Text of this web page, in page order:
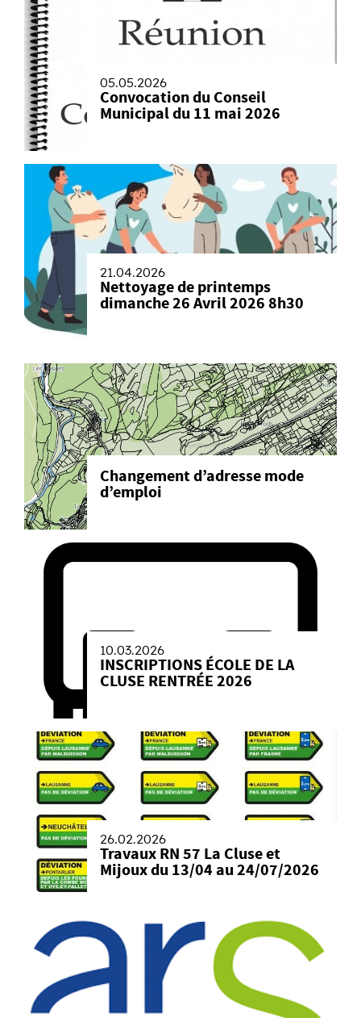
05.05.2026
Convocation du Conseil
Municipal du 11 mai 2026
21.04.2026
Nettoyage de printemps
dimanche 26 Avril 2026 8h30
Changement d’adresse mode
d’emploi
10.03.2026
INSCRIPTIONS ÉCOLE DE LA
CLUSE RENTRÉE 2026
26.02.2026
Travaux RN 57 La Cluse et
Mijoux du 13/04 au 24/07/2026